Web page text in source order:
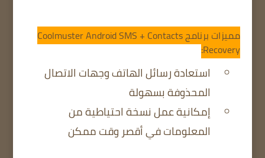
مميزات برنامج Coolmuster Android SMS + Contacts
Recovery:
استعادة رسائل الهاتف وجهات الاتصال
المحذوفة بسهولة
إمكانية عمل نسخة احتياطية من
المعلومات في أقصر وقت ممكن